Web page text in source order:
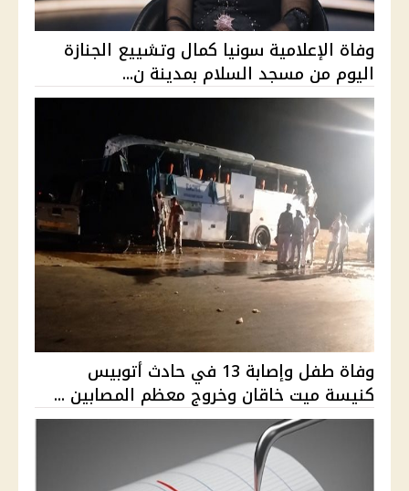
وفاة الإعلامية سونيا كمال وتشييع الجنازة
اليوم من مسجد السلام بمدينة ن...
وفاة طفل وإصابة 13 في حادث أتوبيس
كنيسة ميت خاقان وخروج معظم المصابين ...